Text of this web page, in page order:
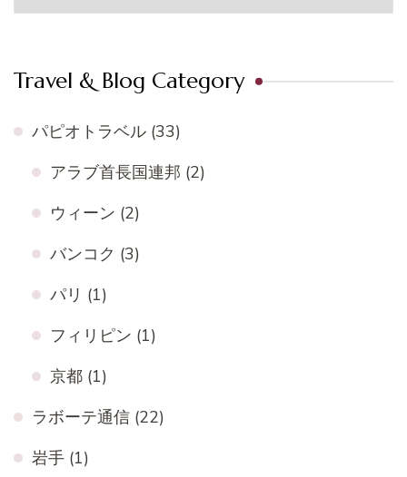
Travel & Blog Category
パピオトラベル (33)
アラブ首長国連邦 (2)
ウィーン (2)
バンコク (3)
パリ (1)
フィリピン (1)
京都 (1)
ラボーテ通信 (22)
岩手 (1)